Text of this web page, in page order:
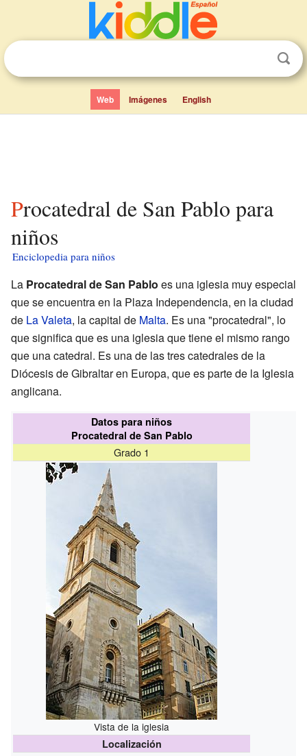
Web Imágenes English
Procatedral de San Pablo para
niños
Enciclopedia para niños
La Procatedral de San Pablo es una iglesia muy especial
que se encuentra en la Plaza Independencia, en la ciudad
de La Valeta, la capital de Malta. Es una "procatedral", lo
que significa que es una iglesia que tiene el mismo rango
que una catedral. Es una de las tres catedrales de la
Diócesis de Gibraltar en Europa, que es parte de la Iglesia
anglicana.
Datos para niños
Procatedral de San Pablo
Grado 1
Vista de la iglesia
Localización